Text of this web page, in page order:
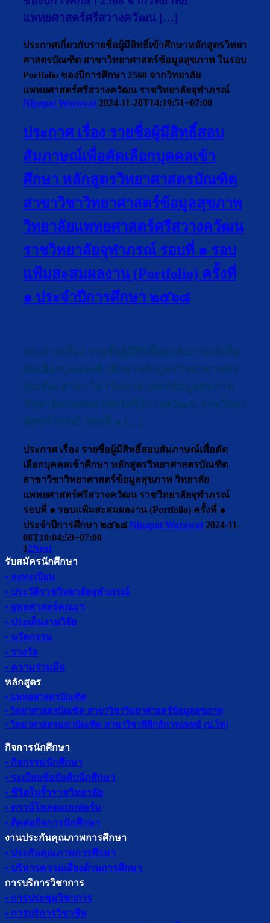
แพทยศาสตร์ศรีสวางควัฒน […]
ประกาศเกี่ยวกับรายชื่อผู้มีสิทธิ์เข้าศึกษาหลักสูตรวิทยา
ศาสตรบัณฑิต สาขาวิทยาศาสตร์ข้อมูลสุขภาพ ในรอบ
Portfolio ของปีการศึกษา 2568 จากวิทยาลัย
แพทยศาสตร์ศรีสวางควัฒน ราชวิทยาลัยจุฬาภรณ์
Nipapat Worawat 2024-11-20T14:19:51+07:00
ประกาศ เรื่อง รายชื่อผู้มีสิทธิ์สอบ
สัมภาษณ์เพื่อคัดเลือกบุคคลเข้า
ศึกษา หลักสูตรวิทยาศาสตรบัณฑิต
สาขาวิชาวิทยาศาสตร์ข้อมูลสุขภาพ
วิทยาลัยแพทยศาสตร์ศรีสวางควัฒน
ราชวิทยาลัยจุฬาภรณ์ รอบที่ ๑ รอบ
แฟ้มสะสมผลงาน (Portfolio) ครั้งที่
๑ ประจำปีการศึกษา ๒๕๖๘
ประกาศเรื่อง รายชื่อผู้มีสิทธิ์สอบสัมภาษณ์เพื่อ
คัดเลือกบุคคลเข้าศึกษาหลักสูตรวิทยาศาสตร
บัณฑิต สาขาวิชาวิทยาศาสตร์ข้อมูลสุขภาพ
วิทยาลัยแพทยศาสตร์ศรีสวางควัฒน ราชวิทยา
ลัยจุฬาภรณ์ รอบที่ ๑ […]
ประกาศ เรื่อง รายชื่อผู้มีสิทธิ์สอบสัมภาษณ์เพื่อคัด
เลือกบุคคลเข้าศึกษา หลักสูตรวิทยาศาสตรบัณฑิต
สาขาวิชาวิทยาศาสตร์ข้อมูลสุขภาพ วิทยาลัย
แพทยศาสตร์ศรีสวางควัฒน ราชวิทยาลัยจุฬาภรณ์
รอบที่ ๑ รอบแฟ้มสะสมผลงาน (Portfolio) ครั้งที่ ๑
ประจำปีการศึกษา ๒๕๖๘ Nipapat Worawat 2024-11-
08T10:04:59+07:00
12Next
รับสมัครนักศึกษา
• ลงทะเบียน
• ประวัติราชวิทยาลัยจุฬาภรณ์
• ยุทธศาสตร์คณะฯ
• ประเด็นงานวิจัย
• นวัตกรรม
• รางวัล
• ความร่วมมือ
หลักสูตร
• แพทยศาสตรบัณฑิต
• วิทยาศาสตรบัณฑิต สาขาวิชาวิทยาศาสตร์ข้อมูลสุขภาพ
• วิทยาศาสตรมหาบัณฑิต สาขาวิชาฟิสิกส์การแพทย์ (ป.โท)
กิจการนักศึกษา
• กิจกรรมนักศึกษา
• ระเบียบข้อบังคับนักศึกษา
• ชีวิตในรั้วราชวิทยาลัย
• ดาวน์โหลดแบบฟอร์ม
• ติดต่อกิจการนักศึกษา
งานประกันคุณภาพการศึกษา
• ประกันคุณภาพการศึกษา
• บริหารความเสี่ยงด้านการศึกษา
การบริการวิชาการ
• การประชุมวิชาการ
• การบริการวิชาชีพ